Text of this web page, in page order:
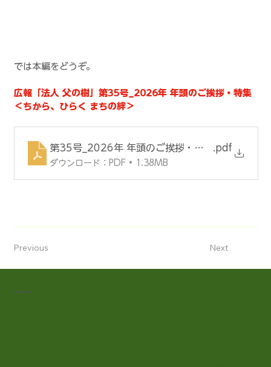
では本編をどうぞ。
広報「法人 父の樹」第35号_2026年 年頭のご挨拶・特集
＜ちから、ひらく まちの絆＞
第35号_2026年 年頭のご挨拶・特集_ちから、ひ
.pdf
ダウンロード：PDF • 1.38MB
Previous Next
お問い合わせ